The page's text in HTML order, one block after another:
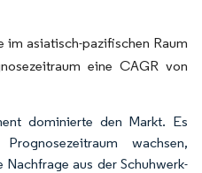
im asiatisch-pazifischen Raum
eine CAGR von
dominierte den Markt. Es
wachsen,
aus der Schuhwerk-